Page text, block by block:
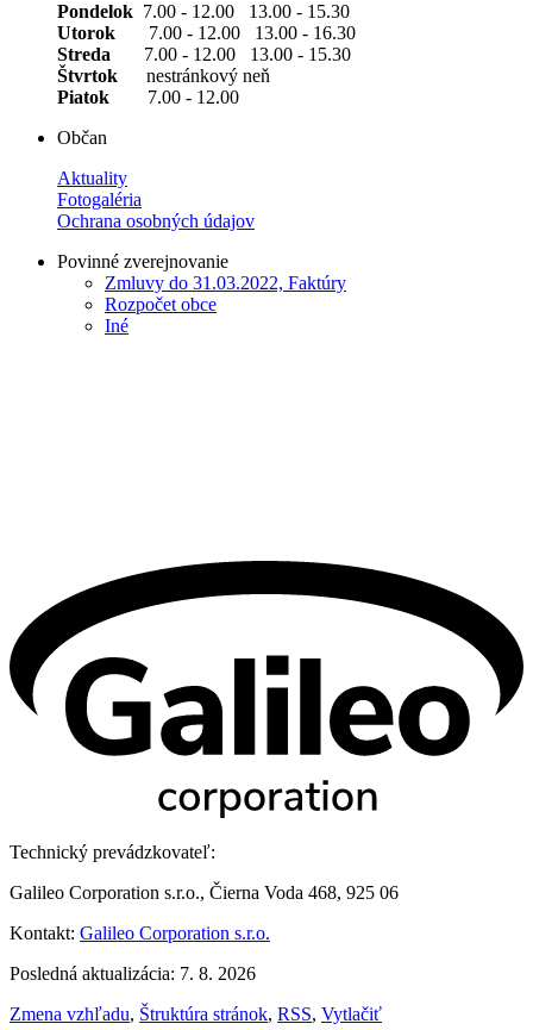
Pondelok 7.00 - 12.00 13.00 - 15.30
Utorok
7.00 - 12.00 13.00 - 16.30
Streda 7.00 - 12.00 13.00 - 15.30
Štvrtok
nestránkový neň
Piatok 7.00 - 12.00
Občan
Aktuality
Fotogaléria
Ochrana osobných údajov
Povinné zverejnovanie
Zmluvy do 31.03.2022, Faktúry
Rozpočet obce
Iné
Technický prevádzkovateľ:
Galileo Corporation s.r.o., Čierna Voda 468, 925 06
Kontakt: Galileo Corporation s.r.o.
Posledná aktualizácia: 7. 8. 2026
Zmena vzhľadu, Štruktúra stránok, RSS, Vytlačiť